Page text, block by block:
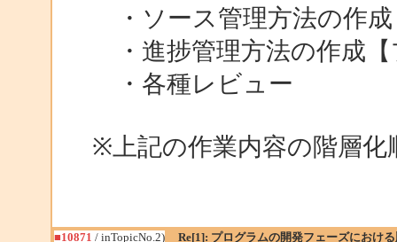
・ソース管理方法の作成
・進捗管理方法の作成
・各種レビュー
※上記の作業内容の階層化
■10871 / inTopicNo.2) Re[1]: プログラムの開発フェーズにおけ